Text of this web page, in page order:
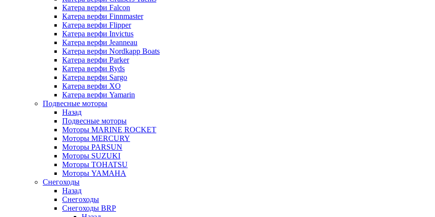
Катера верфи Falcon
Катера верфи Finnmaster
Катера верфи Flipper
Катера верфи Invictus
Катера верфи Jeanneau
Катера верфи Nordkapp Boats
Катера верфи Parker
Катера верфи Ryds
Катера верфи Sargo
Катера верфи XO
Катера верфи Yamarin
Подвесные моторы
Назад
Подвесные моторы
Моторы MARINE ROCKET
Моторы MERCURY
Моторы PARSUN
Моторы SUZUKI
Моторы TOHATSU
Моторы YAMAHA
Снегоходы
Назад
Снегоходы
Снегоходы BRP